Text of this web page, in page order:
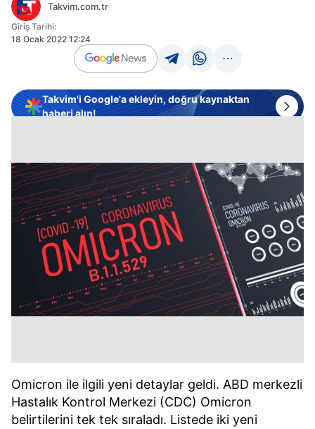
Takvim.com.tr
Giriş Tarihi:
18 Ocak 2022 12:24
Takvim'i Google'a ekleyin, doğru kaynaktan
haberi alın!
Omicron ile ilgili yeni detaylar geldi. ABD merkezli
Hastalık Kontrol Merkezi (CDC) Omicron
belirtilerini tek tek sıraladı. Listede iki yeni